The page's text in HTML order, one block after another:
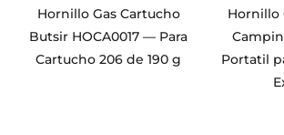
Hornillo Gas Cartucho
Butsir HOCA0017 — Para
Cartucho 206 de 190 g
Hornillo
Portatil